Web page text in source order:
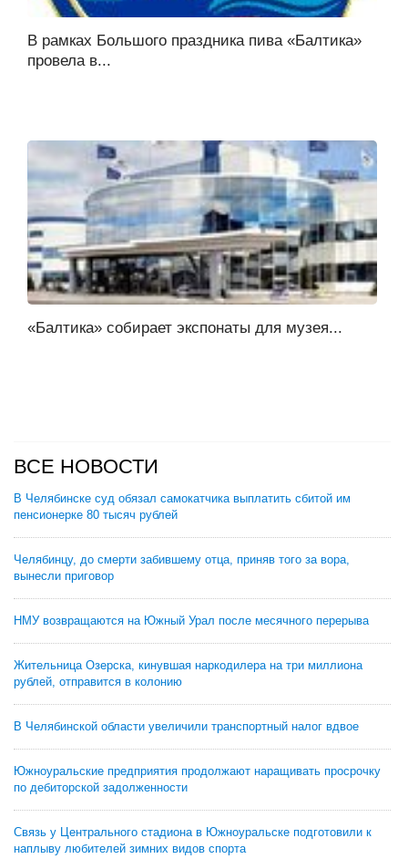
В рамках Большого праздника пива «Балтика»
провела в...
«Балтика» собирает экспонаты для музея...
ВСЕ НОВОСТИ
В Челябинске суд обязал самокатчика выплатить сбитой им
пенсионерке 80 тысяч рублей
Челябинцу, до смерти забившему отца, приняв того за вора,
вынесли приговор
НМУ возвращаются на Южный Урал после месячного перерыва
Жительница Озерска, кинувшая наркодилера на три миллиона
рублей, отправится в колонию
В Челябинской области увеличили транспортный налог вдвое
Южноуральские предприятия продолжают наращивать просрочку
по дебиторской задолженности
Связь у Центрального стадиона в Южноуральске подготовили к
наплыву любителей зимних видов спорта